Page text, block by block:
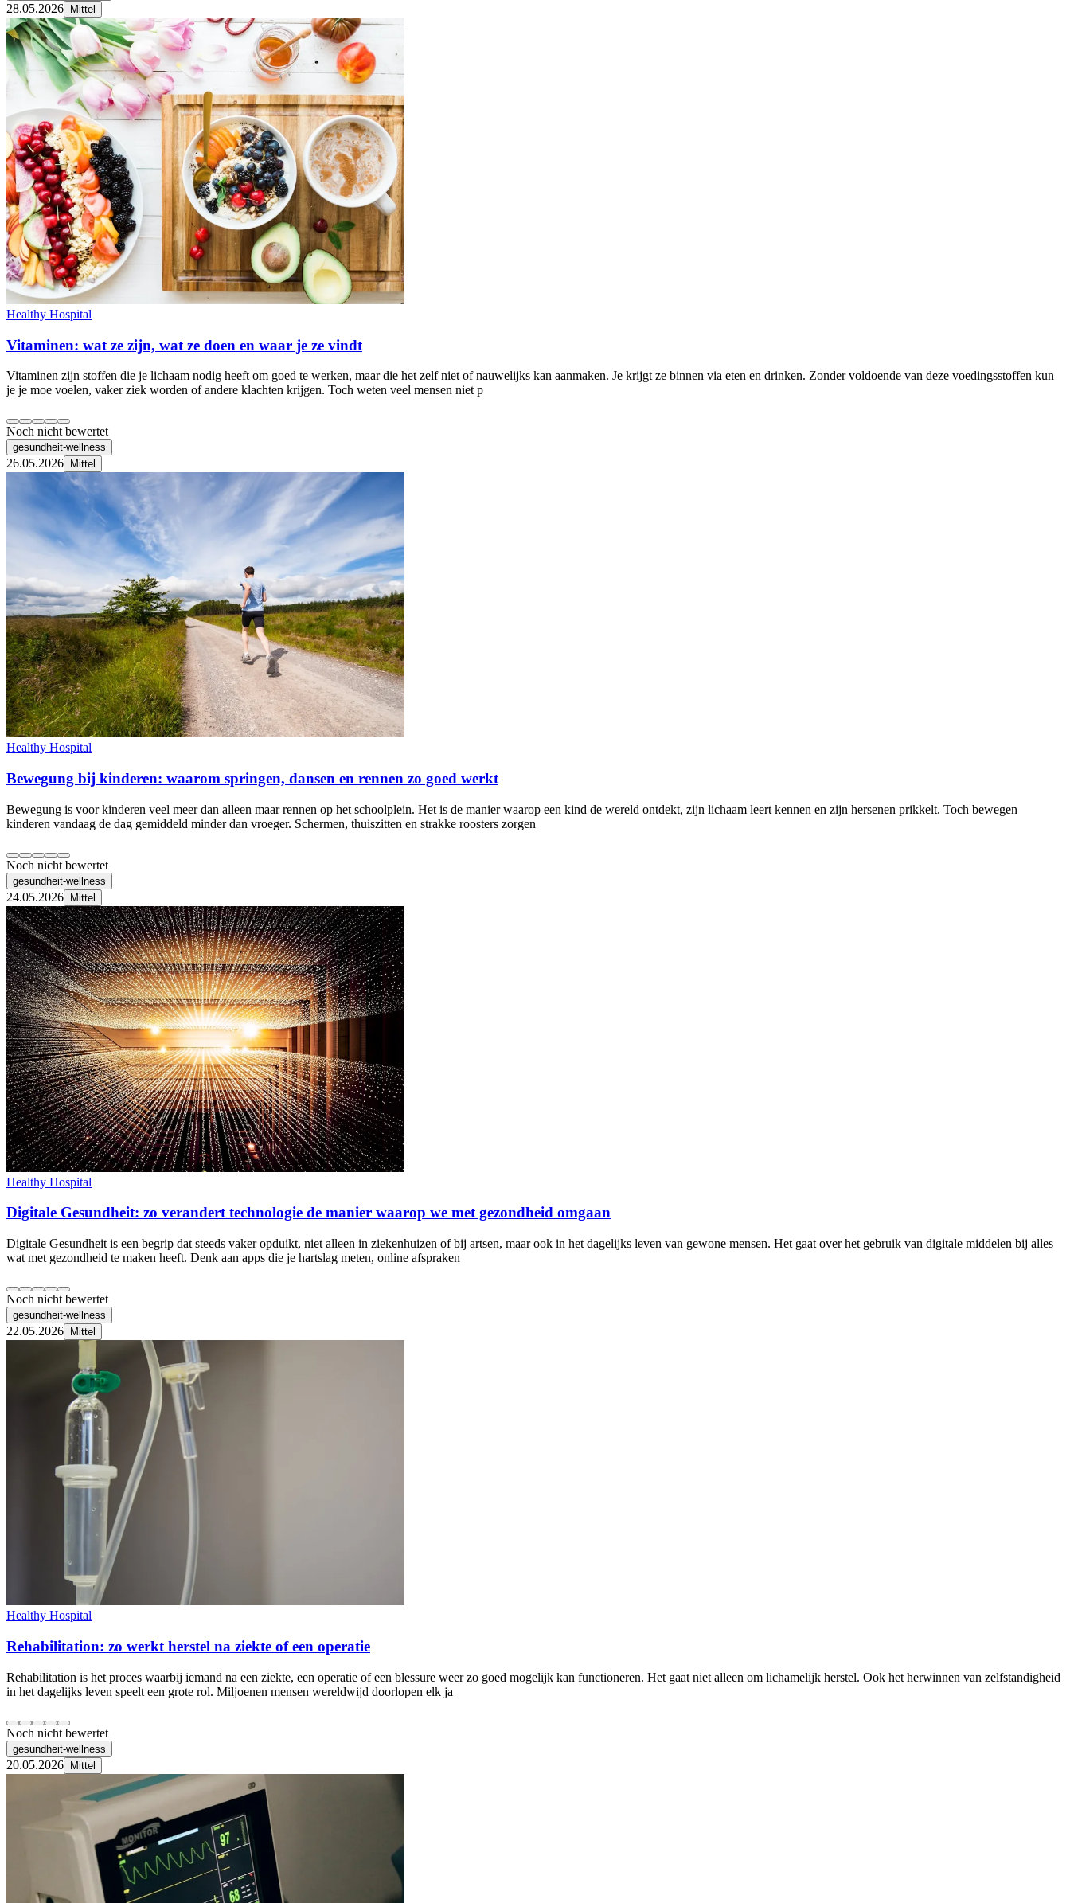
28.05.2026 Mittel
Healthy Hospital
Vitaminen: wat ze zijn, wat ze doen en waar je ze vindt
Vitaminen zijn stoffen die je lichaam nodig heeft om goed te werken, maar die het zelf niet of nauwelijks kan aanmaken. Je krijgt ze binnen via eten en drinken. Zonder voldoende van deze voedingsstoffen kun
je je moe voelen, vaker ziek worden of andere klachten krijgen. Toch weten veel mensen niet p
Noch nicht bewertet
gesundheit-wellness
26.05.2026 Mittel
Healthy Hospital
Bewegung bij kinderen: waarom springen, dansen en rennen zo goed werkt
Bewegung is voor kinderen veel meer dan alleen maar rennen op het schoolplein. Het is de manier waarop een kind de wereld ontdekt, zijn lichaam leert kennen en zijn hersenen prikkelt. Toch bewegen
kinderen vandaag de dag gemiddeld minder dan vroeger. Schermen, thuiszitten en strakke roosters zorgen
Noch nicht bewertet
gesundheit-wellness
24.05.2026 Mittel
Healthy Hospital
Digitale Gesundheit: zo verandert technologie de manier waarop we met gezondheid omgaan
Digitale Gesundheit is een begrip dat steeds vaker opduikt, niet alleen in ziekenhuizen of bij artsen, maar ook in het dagelijks leven van gewone mensen. Het gaat over het gebruik van digitale middelen bij alles
wat met gezondheid te maken heeft. Denk aan apps die je hartslag meten, online afspraken
Noch nicht bewertet
gesundheit-wellness
22.05.2026 Mittel
Healthy Hospital
Rehabilitation: zo werkt herstel na ziekte of een operatie
Rehabilitation is het proces waarbij iemand na een ziekte, een operatie of een blessure weer zo goed mogelijk kan functioneren. Het gaat niet alleen om lichamelijk herstel. Ook het herwinnen van zelfstandigheid
in het dagelijks leven speelt een grote rol. Miljoenen mensen wereldwijd doorlopen elk ja
Noch nicht bewertet
gesundheit-wellness
20.05.2026 Mittel